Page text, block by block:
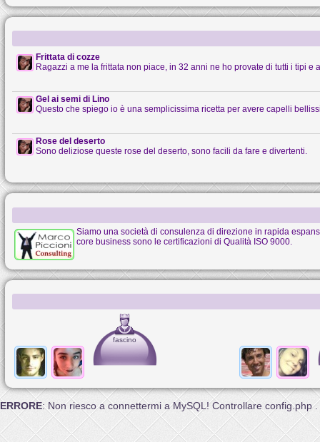
Frittata di cozze
Ragazzi a me la frittata non piace, in 32 anni ne ho provate di tutti i tipi e
Gel ai semi di Lino
Questo che spiego io è una semplicissima ricetta per avere capelli
Rose del deserto
Sono deliziose queste rose del deserto, sono facili da fare e divertenti.
Siamo una società di consulenza di direzione in rapida
core business sono le certificazioni di Qualità ISO 9000.
fascino
ERRORE: Non riesco a connettermi a MySQL! Controllare config.php .